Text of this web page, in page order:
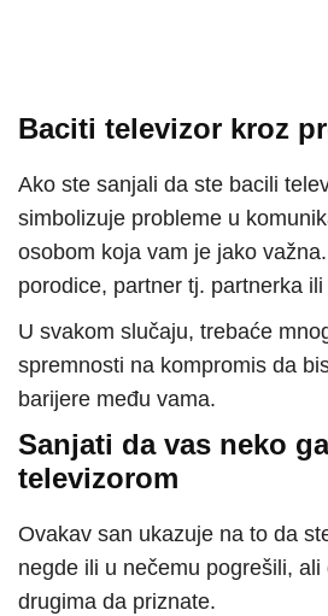
Baciti televizor kroz
Ako ste sanjali da ste bacili
simbolizuje probleme u
osobom koja vam je jako
porodice, partner tj. partnerka
U svakom slučaju, trebaće
spremnosti na kompromis da
barijere među vama.
Sanjati da vas neko
televizorom
Ovakav san ukazuje na to da
negde ili u nečemu pogrešili,
drugima da priznate.